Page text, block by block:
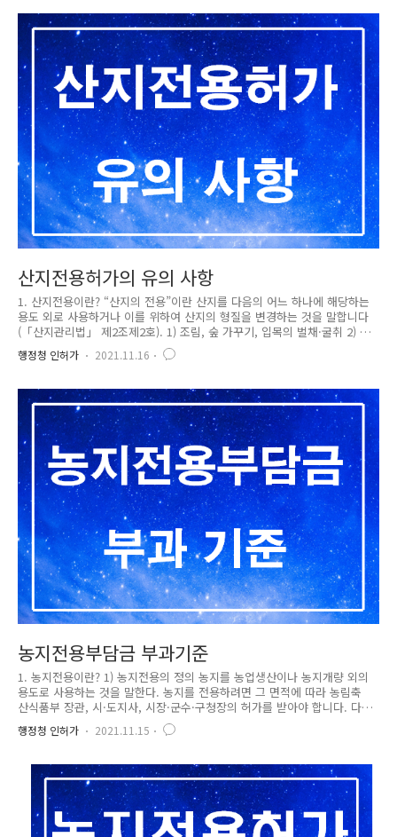
에 따라 같은 조 제9호에 따른 마을기업이 외국인 관광객에게 우선하여 숙
식 등을 제공하면서, 외국인 관광객의 이용에 지장을 주지 아니하는 범위
에서 해당 지역을 방문하는 내국인 관광객에게 그 지역의 특성화된 문화를
체험할 수 있도록 숙식 등을 제공하는 것을 포함 한다)하는 업입니다. 1)
「건..
산지전용허가의 유의 사항
1. 산지전용이란? “산지의 전용”이란 산지를 다음의 어느 하나에 해당하는
용도 외로 사용하거나 이를 위하여 산지의 형질을 변경하는 것을 말합니다
(「산지관리법」 제2조제2호). 1) 조림, 숲 가꾸기, 입목의 벌채·굴취 2) 토
석 등 임산물의 채취 3) 산지일시사용 ※ 전용이 가능한 다른 목적에는 농
업용(농지, 초지), 비농업용(택지, 공장, 광업, 도로, 골프장, 스키장, 묘지
도를 정하여 산지의 종류 및 면적 등의 구분에 따라 산림청장, 시·도지사
또는 시장·군수·구청장의 허가를 받아야 하며, 허가받은 사항을 변경하려
는 경우에도 또한 변경허가를 받아야 합니다(「산지관리법」 제14조제1항
본문). 다만, 다음과 같은 경미한 사항을..
행정청 인허가 2021.11.16
농지전용부담금 부과기준
1. 농지전용이란? 1) 농지전용의 정의 농지를 농업생산이나 농지개량 외의
용도로 사용하는 것을 말한다. 농지를 전용하려면 그 면적에 따라 농림축
산식품부 장관, 시·도지사, 시장·군수·구청장의 허가를 받아야 합니다. 다
만, 다음의 경우에는 전용허가를 받을 필요가 없습니다(「농지법」 제34조
제1항). (1) 농지전용신고(「농지법」 제35조)를 하고 농지를 전용하는 경
용하는 경우 (3) 「국토의 계획 및 이용에 관한 법률」에 따른 도시지역 또
는 계획관리지역에 있는 농지로서 농지전용협의를 거친 농지나 그 협의 대
상에서 제외되는 농지를 전용하는 경우 (4) 산지전용허가(「산지관리법」
제14조)를 받지 않거나 산지전용신고(「산지관리법」 제1..
행정청 인허가 2021.11.15